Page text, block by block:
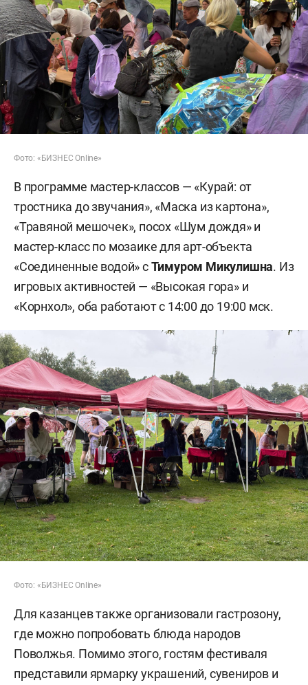
Фото: «БИЗНЕС Online»
В программе мастер-классов — «Курай: от
тростника до звучания», «Маска из картона»,
«Травяной мешочек», посох «Шум дождя» и
мастер-класс по мозаике для арт-объекта
«Соединенные водой» сТимуром Микулишна. Из
игровых активностей — «Высокая гора» и
«Корнхол», оба работают с 14:00 до 19:00 мск.
Фото: «БИЗНЕС Online»
Для казанцев также организовали гастрозону,
где можно попробовать блюда народов
Поволжья. Помимо этого, гостям фестиваля
представили ярмарку украшений, сувениров и